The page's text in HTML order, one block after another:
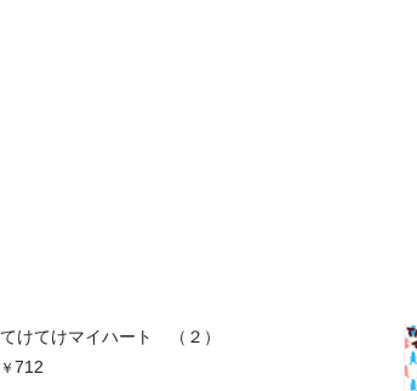
てけてけマイハート （２）
712